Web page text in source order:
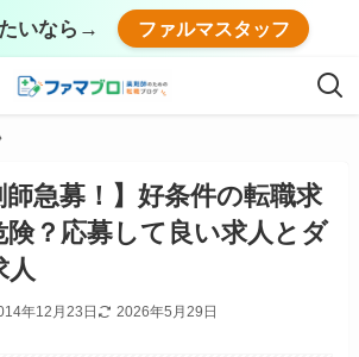
いなら→ ファルマスタッフ
師急募！】好条件の転職求
険？応募して良い求人とダ
人
年12月23日 2026年5月29日